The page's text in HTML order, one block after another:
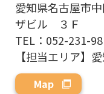
愛知県名古屋市
ザビル ３Ｆ
TEL：052-231-
【担当エリア】
Map